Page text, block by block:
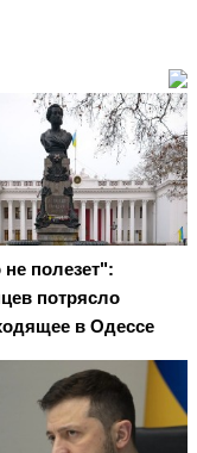
полезет":
потрясло
в Одессе